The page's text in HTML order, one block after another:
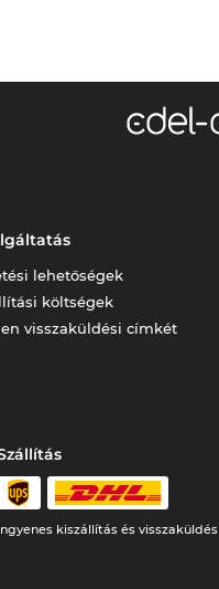
lehetőségek
költségek
visszaküldési címkét
kiszállítás és visszaküldés